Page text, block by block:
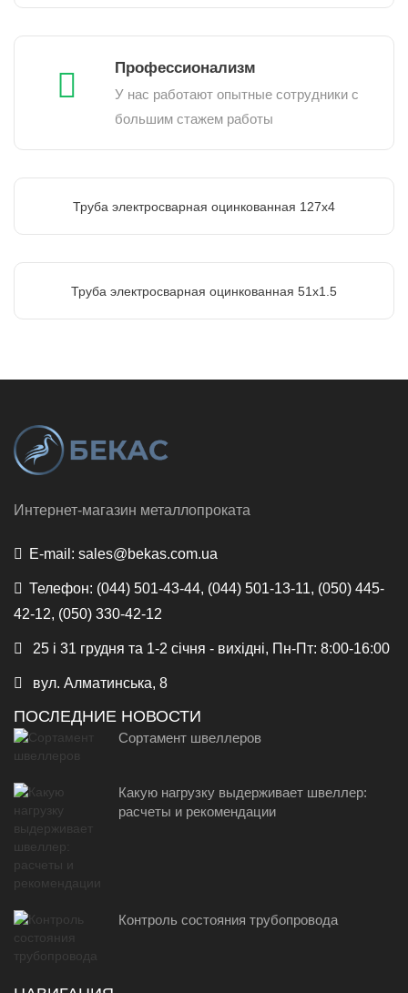
Профессионализм
У нас работают опытные сотрудники с
большим стажем работы
Труба электросварная оцинкованная 127х4
Труба электросварная оцинкованная 51х1.5
Интернет-магазин металлопроката
E-mail: sales@bekas.com.ua
Телефон: (044) 501-43-44, (044) 501-13-11, (050) 445-
42-12, (050) 330-42-12
25 і 31 грудня та 1-2 січня - вихідні, Пн-Пт: 8:00-16:00
вул. Алматинська, 8
ПОСЛЕДНИЕ НОВОСТИ
Сортамент швеллеров
Какую нагрузку выдерживает швеллер:
расчеты и рекомендации
Контроль состояния трубопровода